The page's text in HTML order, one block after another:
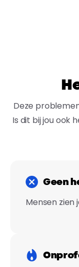
H
Deze
Is dit bij jou ook
Geen
Mensen zien